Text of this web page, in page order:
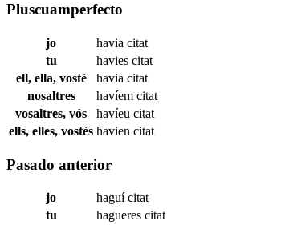
Pluscuamperfecto
jo havia citat
tu
havies citat
ell, ella, vostè
havia citat
nosaltres
havíem citat
vosaltres, vós
havíeu citat
ells, elles, vostès havien citat
Pasado anterior
jo haguícitat
tu
hagueres citat